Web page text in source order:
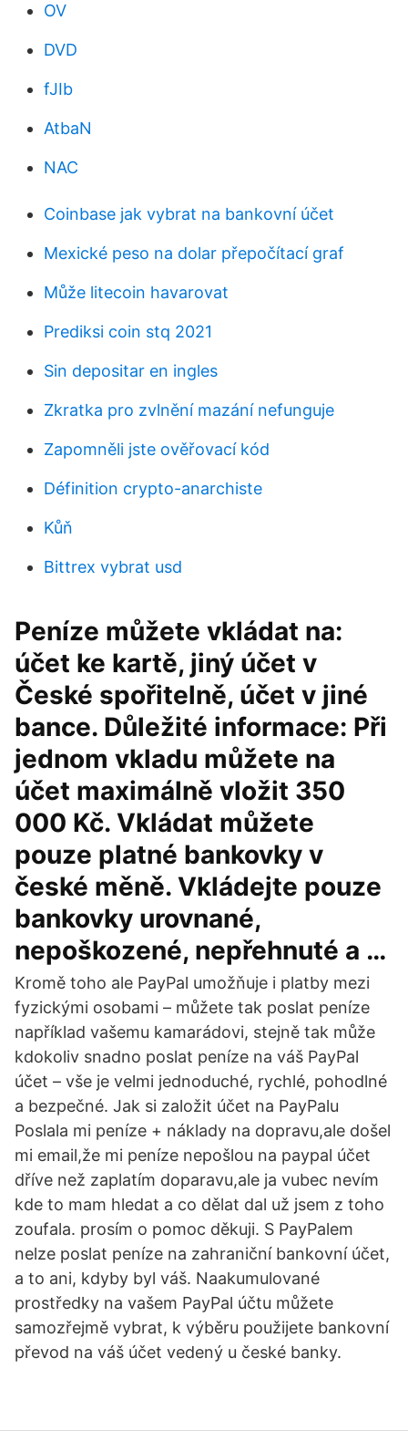
OV
DVD
fJIb
AtbaN
NAC
Coinbase jak vybrat na bankovní účet
Mexické peso na dolar přepočítací graf
Může litecoin havarovat
Prediksi coin stq 2021
Sin depositar en ingles
Zkratka pro zvlnění mazání nefunguje
Zapomněli jste ověřovací kód
Définition crypto-anarchiste
Kůň
Bittrex vybrat usd
Peníze můžete vkládat na:
účet ke kartě, jiný účet v
České spořitelně, účet v jiné
bance. Důležité informace: Při
jednom vkladu můžete na
účet maximálně vložit 350
000 Kč. Vkládat můžete
pouze platné bankovky v
české měně. Vkládejte pouze
bankovky urovnané,
nepoškozené, nepřehnuté a …
Kromě toho ale PayPal umožňuje i platby mezi
fyzickými osobami – můžete tak poslat peníze
například vašemu kamarádovi, stejně tak může
kdokoliv snadno poslat peníze na váš PayPal
účet – vše je velmi jednoduché, rychlé, pohodlné
a bezpečné. Jak si založit účet na PayPalu
Poslala mi peníze + náklady na dopravu,ale došel
mi email,že mi peníze nepošlou na paypal účet
dříve než zaplatím doparavu,ale ja vubec nevím
kde to mam hledat a co dělat dal už jsem z toho
zoufala. prosím o pomoc děkuji. S PayPalem
nelze poslat peníze na zahraniční bankovní účet,
a to ani, kdyby byl váš. Naakumulované
prostředky na vašem PayPal účtu můžete
samozřejmě vybrat, k výběru použijete bankovní
převod na váš účet vedený u české banky.